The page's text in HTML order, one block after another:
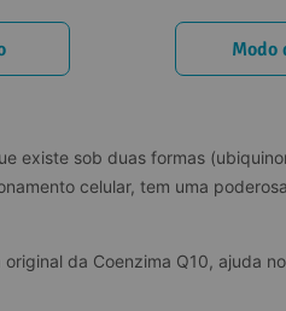
Modo
existe sob duas formas
celular, tem uma
da Coenzima Q10, ajuda